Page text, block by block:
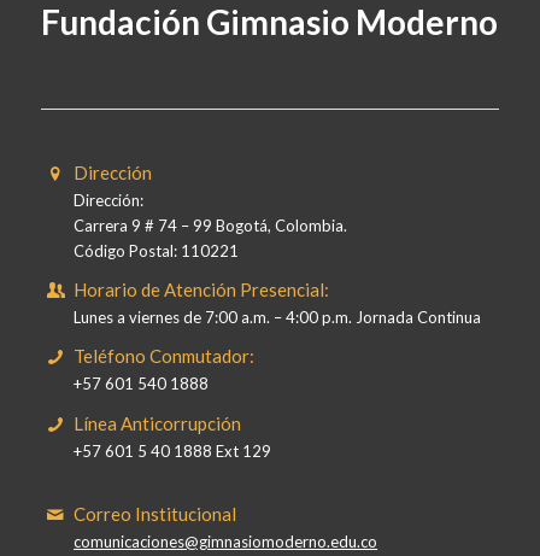
Fundación Gimnasio Moderno
Dirección
Dirección:
Carrera 9 # 74 – 99 Bogotá, Colombia.
Código Postal: 110221
Horario de Atención Presencial:
Lunes a viernes de 7:00 a.m. – 4:00 p.m. Jornada Continua
Teléfono Conmutador:
+57 601 540 1888
Línea Anticorrupción
+57 601 5 40 1888 Ext 129
Correo Institucional
comunicaciones@gimnasiomoderno.edu.co